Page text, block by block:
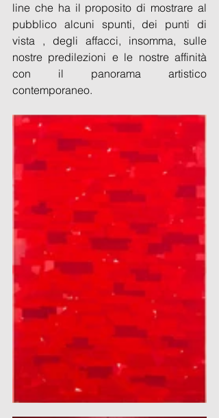
line che ha il proposito di mostrare al
pubblico alcuni spunti, dei punti di
vista , degli affacci, insomma, sulle
nostre predilezioni e le nostre affinità
con il panorama artistico
contemporaneo.